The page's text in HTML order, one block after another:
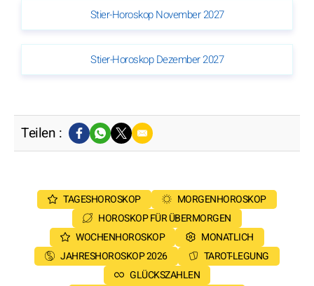
Stier-Horoskop November 2027
Stier-Horoskop Dezember 2027
Teilen :
TAGESHOROSKOP
MORGENHOROSKOP
HOROSKOP FÜR ÜBERMORGEN
WOCHENHOROSKOP
MONATLICH
JAHRESHOROSKOP 2026
TAROT-LEGUNG
GLÜCKSZAHLEN